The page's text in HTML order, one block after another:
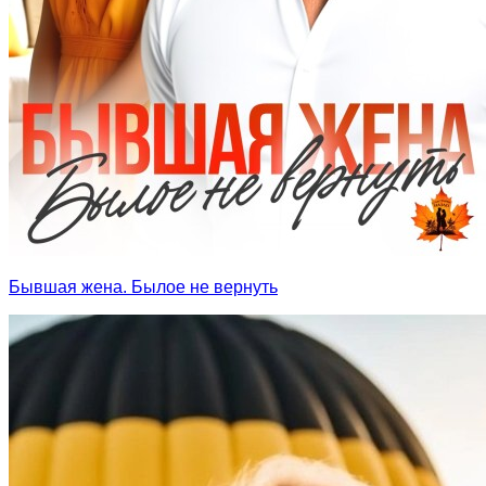
Бывшая жена. Былое не вернуть